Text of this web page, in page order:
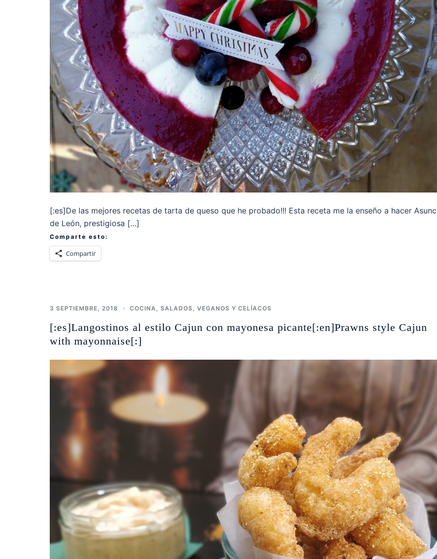
[:es]De las mejores recetas de tarta de queso que he probado!!! Esta receta me la enseño a hacer
de León, prestigiosa […]
Comparte esto:
Compartir
3 SEPTIEMBRE, 2018 COCINA SALADOS VEGANOS Y CELÍACOS
[:es]Langostinos al estilo Cajun con mayonesa picante[:en]Prawns style Cajun
with mayonnaise[:]